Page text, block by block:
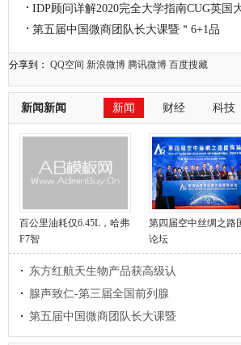
IDP顾问详解2020完全大学指南CUG英国
第五届中国微商团队长大课暨＂6+1品
分享到： QQ空间 新浪微博 腾讯微博 百度搜藏
新闻新闻 新闻 财经 科技
百公里油耗仅6.45L，哈弗
F7智
第四届空中丝绸之路
论坛
东方红航天生物产品获高级认
腺声致仁-第三届全国前列腺
第五届中国微商团队长大课暨